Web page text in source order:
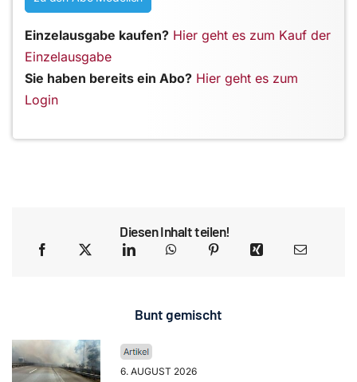
Einzelausgabe kaufen? Hier geht es zum Kauf der
Einzelausgabe
Sie haben bereits ein Abo? Hier geht es zum
Login
Diesen Inhalt teilen!
Bunt gemischt
6. AUGUST 2026